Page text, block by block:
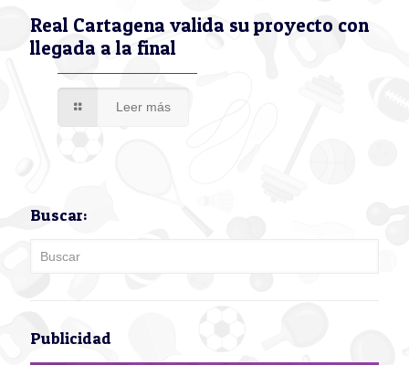
Real Cartagena valida su proyecto con
llegada a la final
Leer más
Buscar:
Publicidad